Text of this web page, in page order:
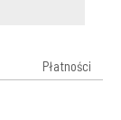
Płatności